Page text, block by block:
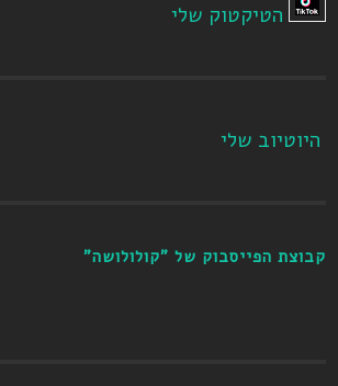
הטיקטוק שלי
היוטיוב שלי
קבוצת הפייסבוק של "קולולושה"